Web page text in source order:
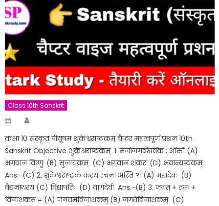
Class 10th Sanskrit
Posted
कक्षा 10 संस्कृत पीयूषम शुकेश्वराष्टकम् चैप्टर महत्वपूर्ण प्रशन 10th
Sanskrit Objective शुकेश्वराष्टकम् 1. मनोजगर्वखर्वक : अस्ति (A)
भगवान विष्णुः (B) सुनायकम् (C) भगवान शंकरः (D) भवान्यष्टकम्
Ans.-(C) 2. शुकेश्वराष्ट्रकं कस्य रचना अस्ति ? (A) महादेवः (B)
वैद्यनाथस्य (C) विद्यापतिः (D) वागदेवी Ans.-(B) 3. जगत् + तमः +
विनाशकम = (A) जगत्तमविनाशकम् (B) जगतेविनाशकम् (C)